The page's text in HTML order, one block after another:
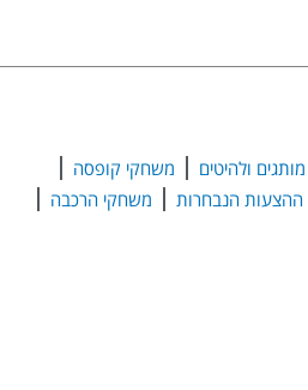
מותגים ולהיטים
משחקי קופסה
משחקי הרכבה